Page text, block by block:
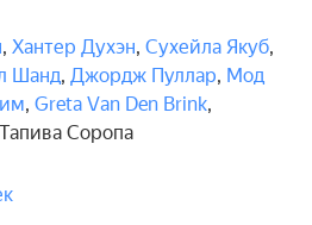
, Хантер Духэн, Сухейла Якуб,
Шанд, Джордж Пуллар, Мод
, Greta Van Den Brink,
Тапива Соропа